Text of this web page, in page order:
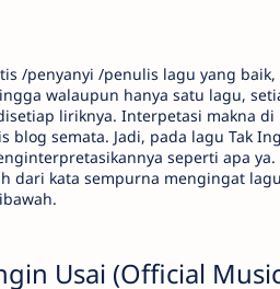
/penyanyi /penulis lagu yang
walaupun hanya satu lagu,
liriknya. Interpetasi makna di
semata. Jadi, pada lagu Tak
seperti apa
dari kata sempurna mengingat
Usai (Official